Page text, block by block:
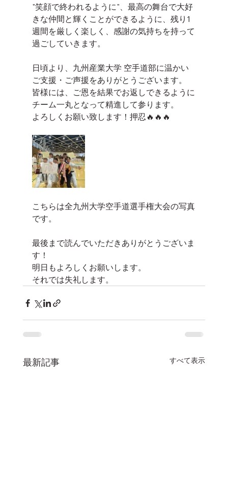
"笑顔で終われるように"、最高の舞台で大好
きな仲間と輝くことができるように、残り1
週間を厳しく楽しく、感謝の気持ちを持って
過ごしていきます。
日頃より、九州産業大学 空手道部に温かい
ご支援・ご声援をありがとうございます。
皆様には、ご恩を結果でお返しできるように
チーム一丸となって精進して参ります。
よろしくお願い致します！押忍🔥🔥🔥
こちらは全九州大学空手道選手権大会の写真
です。
最後まで読んでいただきありがとうございま
す！
明日もよろしくお願いします。
それでは失礼します。
最新記事 すべて表示